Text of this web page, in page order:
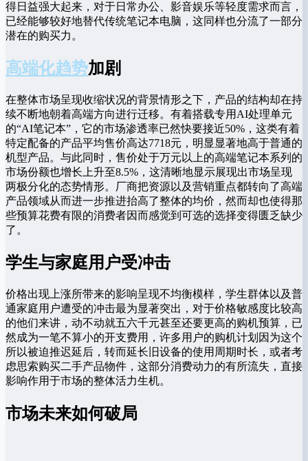
得日益强大起来，对于日常办公、影音娱乐等轻度需求而言，
已经能够较好地替代传统笔记本电脑，这同样也分流了一部分
潜在的购买力。
高端化趋势加剧
在整体市场呈现收缩状况的背景情形之下，产品的结构却在持
续不断地朝着高端方向进行迁移。有着搭载专用AI处理单元
的“AI笔记本”，它的市场渗透率已然快要接近50%，这类有着
特定配备的产品平均售价高达7718元，明显显著地高于普通的
机型产品。与此同时，售价处于万元以上的高端笔记本系列的
市场份额也增长上升至8.5%，这清晰地显示展现出市场呈现
两极分化的态势情形。厂商把资源以及营销重点都转向了高端
产品领域从而进一步推进抬高了整体的均价，然而却也使得那
些预算花费有限的消费者因而感觉到可选的选择变得匮乏缺少
了。
学生与家庭用户受冲击
价格出现上涨所带来的影响呈现不均衡模样，学生群体以及普
通家庭用户遭受的冲击最为显著突出，对于价格敏感度比较高
的他们来讲，动不动就五六千元甚至还要更高的购机预算，已
然成为一笔不算小的开支费用，许多用户的购机计划因为这个
所以被迫推迟延后，转而延长旧设备的使用周期时长，或者考
虑思索购买二手产品物件，这部分消费动力的有所流失，直接
影响作用于市场的整体活力生机。
市场未来如何破局